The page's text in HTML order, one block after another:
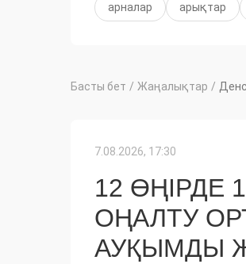
арналар арықтар
Басты бет / Жаңалықтар /
7.08.2026, 17:30
12 ӨҢІРДЕ
ОҢАЛТУ
АУҚЫМДЫ